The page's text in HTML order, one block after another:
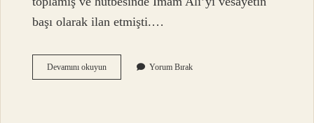
başı olarak ilan etmişti.…
Devamını okuyunYeniçeriler
Neden
Yorum Bırak